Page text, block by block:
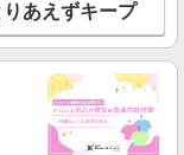
りあえずキープ